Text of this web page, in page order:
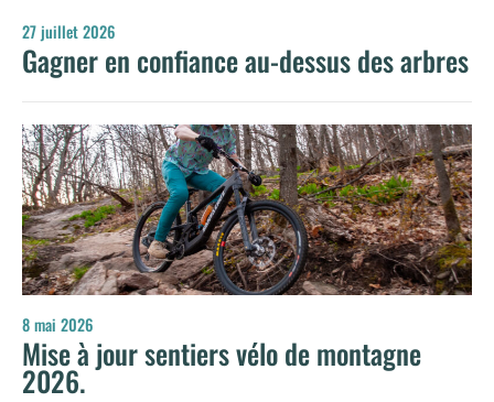
27 juillet 2026
Gagner en confiance au-dessus des arbres
8 mai 2026
Mise à jour sentiers vélo de montagne
2026.